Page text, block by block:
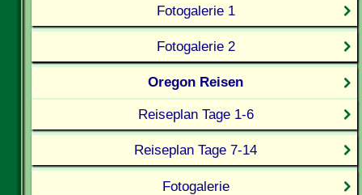
Fotogalerie 1
Fotogalerie 2
Oregon Reisen
Reiseplan Tage 1-6
Reiseplan Tage 7-14
Fotogalerie